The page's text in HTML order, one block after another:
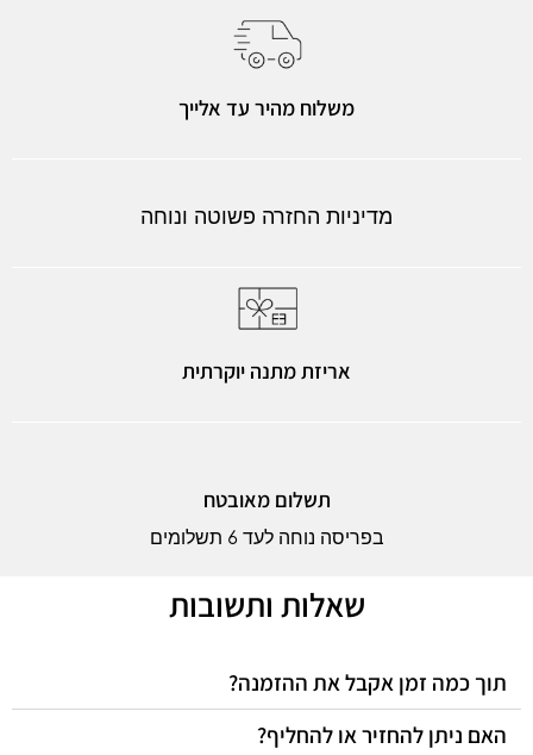
משלוח מהיר עד אלייך
מדיניות החזרה פשוטה ונוחה
אריזת מתנה יוקרתית
תשלום מאובטח
בפריסה נוחה לעד 6 תשלומים
שאלות ותשובות
תוך כמה זמן אקבל את ההזמנה?
האם ניתן להחזיר או להחליף?